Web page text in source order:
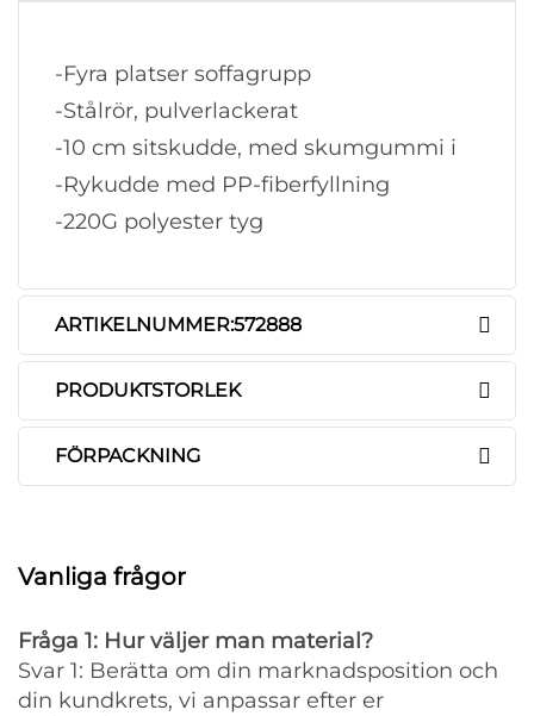
-Fyra platser soffagrupp
-Stålrör, pulverlackerat
-10 cm sitskudde, med skumgummi i
-Rykudde med PP-fiberfyllning
-220G polyester tyg
ARTIKELNUMMER:572888
PRODUKTSTORLEK
FÖRPACKNING
Vanliga frågor
Fråga 1: Hur väljer man material?
Svar 1: Berätta om din marknadsposition och
din kundkrets, vi anpassar efter er